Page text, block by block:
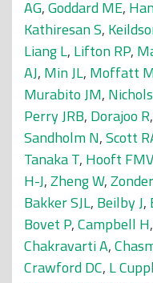
AG,Goddard ME,
Kathiresan S,
Liang L, Lifton RP,
AJ, Min JL, Moffatt
Murabito JM,
Perry JRB, Dorajoo R,
Sandholm N,Scott
Tanaka T, Hooft
H-J,Zheng W,
Bakker SJL, Beilby J,
Bovet P,Campbell H,
Chakravarti A,
Crawford DC, L